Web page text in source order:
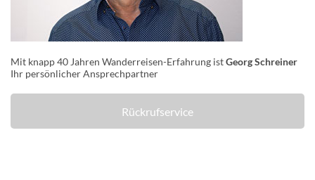
Mit knapp 40 Jahren Wanderreisen-Erfahrung istGeorg Schreiner
Ihr persönlicher Ansprechpartner
Rückrufservice